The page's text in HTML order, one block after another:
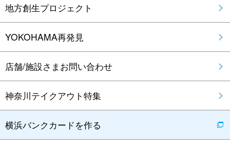
地方創生プロジェクト
YOKOHAMA再発見
店舗/施設さまお問い合わせ
神奈川テイクアウト特集
横浜バンクカードを作る